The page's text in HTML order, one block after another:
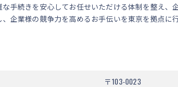
手続きを安心してお任せいただける体制を整え
企業様の競争力を高めるお手伝いを東京を拠点に行
〒103-0023